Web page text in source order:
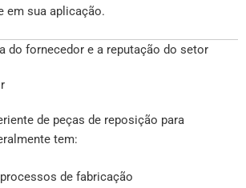
em sua aplicação.
do fornecedor e a reputação do setor
de peças de reposição para
tem:
de fabricação